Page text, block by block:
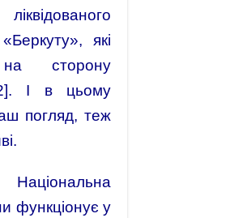
які
сторону
І в цьому
погляд, теж
функціонує у